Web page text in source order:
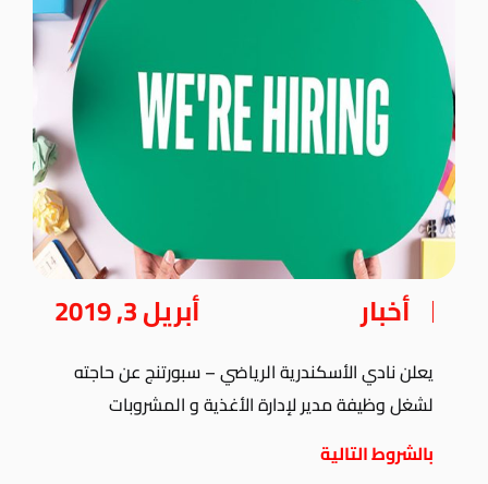
أخبار أبريل 3, 2019
يعلن نادي الأسكندرية الرياضي – سبورتنج عن حاجته
لشغل وظيفة مدير لإدارة الأغذية و المشروبات
بالشروط التالية